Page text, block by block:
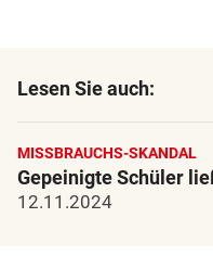
Lesen Sie auch:
MISSBRAUCHS-SKANDAL
Gepeinigte Schüler
12.11.2024